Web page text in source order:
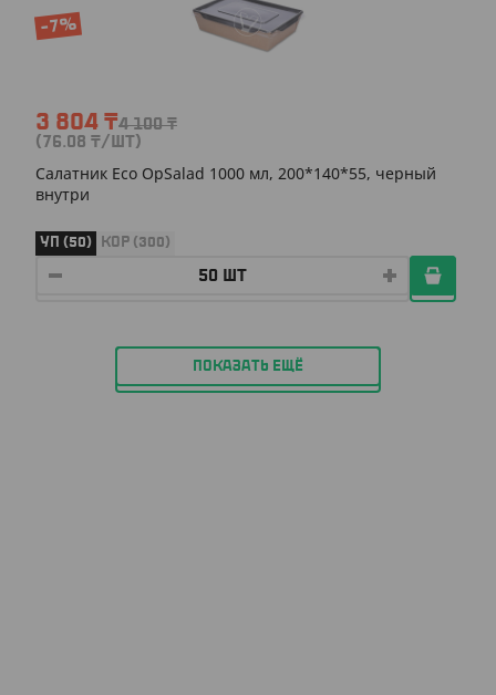
-7%
3 804 ₸4 100₸
(76.08 ₸/ШТ)
Салатник Eco OpSalad 1000 мл, 200*140*55, черный
внутри
УП (50) КОР (300)
ПОКАЗАТЬ ЕЩЁ